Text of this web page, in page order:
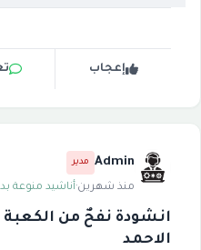
إعجاب
Admin مدير
منذ شهرين·أناشيد منوعة
انشودة نفحٌ من الكعبة
الاحمد